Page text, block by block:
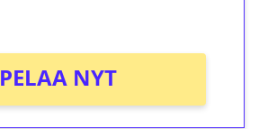
PELAA NYT